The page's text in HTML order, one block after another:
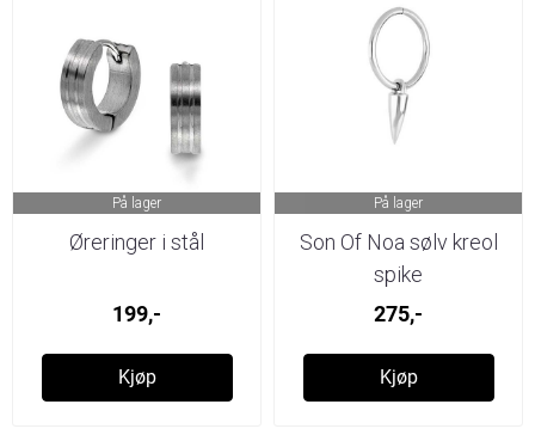
På lager
Øreringer i stål
199,-
Kjøp
På lager
Son Of Noa sølv kreol
spike
275,-
Kjøp